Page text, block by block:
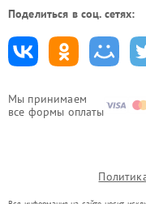
Мы принимаем
все формы оплаты
Поделиться в соц. сетях: